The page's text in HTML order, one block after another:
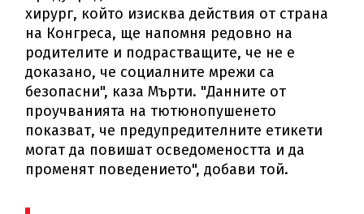
хирург, който изисква действия от страна
на Конгреса, ще напомня редовно на
родителите и подрастващите, че не е
доказано, че социалните мрежи са
безопасни", каза Мърти. "Данните от
проучванията на тютюнопушенето
показват, че предупредителните етикети
могат да повишат осведомеността и да
променят поведението", добави той.